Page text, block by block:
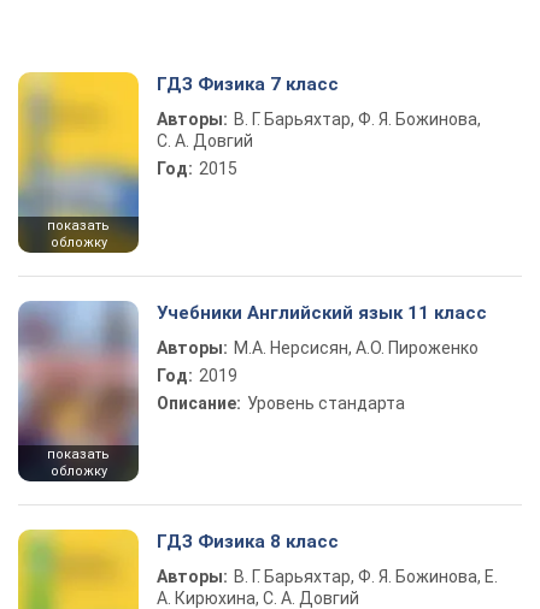
показать
обложку
ГДЗ Физика 7 класс
Авторы: В. Г. Барьяхтар, Ф. Я. Божинова,
С. А. Довгий
Год: 2015
показать
обложку
Учебники Английский язык 11 класс
Авторы: М.А. Нерсисян, А.О. Пироженко
Год: 2019
Описание: Уровень стандарта
ГДЗ Физика 8 класс
Авторы: В. Г. Барьяхтар, Ф. Я. Божинова, Е.
А. Кирюхина, С. А. Довгий